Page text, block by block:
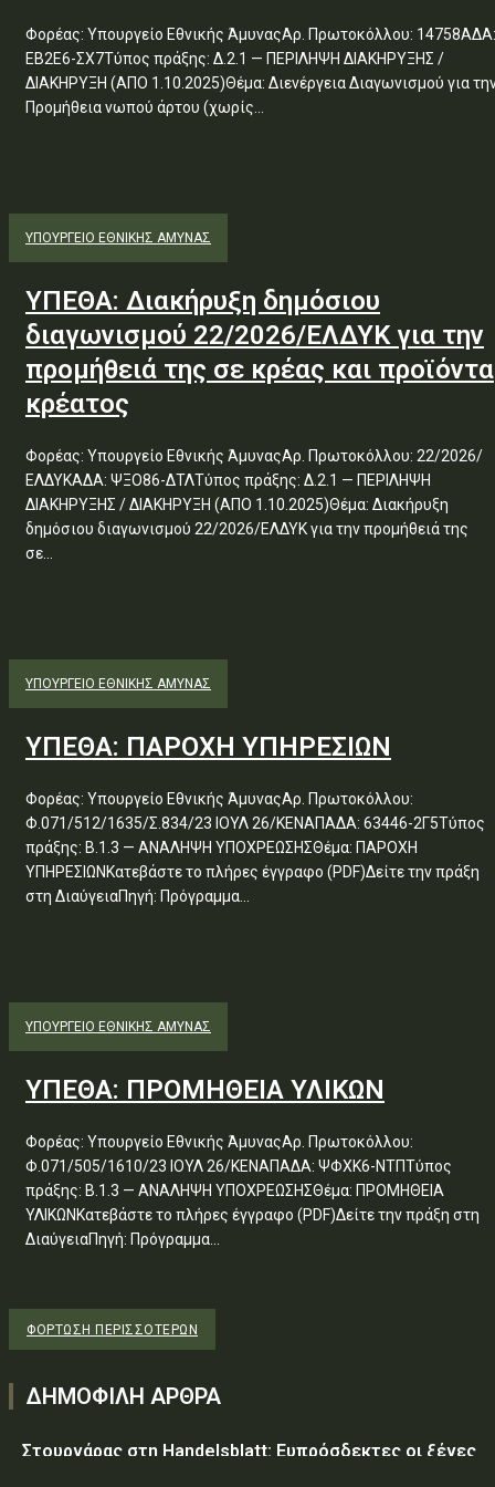
Φορέας: Υπουργείο Εθνικής ΆμυναςΑρ. Πρωτοκόλλου: 14758ΑΔΑ:
ΕΒ2Ε6-ΣΧ7Τύπος πράξης: Δ.2.1 — ΠΕΡΙΛΗΨΗ ΔΙΑΚΗΡΥΞΗΣ /
ΔΙΑΚΗΡΥΞΗ (ΑΠΟ 1.10.2025)Θέμα: Διενέργεια Διαγωνισμού για την
Προμήθεια νωπού άρτου (χωρίς...
ΥΠΟΥΡΓΕΊΟ ΕΘΝΙΚΉΣ ΆΜΥΝΑΣ
ΥΠΕΘΑ: Διακήρυξη δημόσιου
διαγωνισμού 22/2026/ΕΛΔΥΚ για την
προμήθειά της σε κρέας και προϊόντα
κρέατος
Φορέας: Υπουργείο Εθνικής ΆμυναςΑρ. Πρωτοκόλλου: 22/2026/
ΕΛΔΥΚΑΔΑ: ΨΞΟ86-ΔΤΛΤύπος πράξης: Δ.2.1 — ΠΕΡΙΛΗΨΗ
ΔΙΑΚΗΡΥΞΗΣ / ΔΙΑΚΗΡΥΞΗ (ΑΠΟ 1.10.2025)Θέμα: Διακήρυξη
δημόσιου διαγωνισμού 22/2026/ΕΛΔΥΚ για την προμήθειά της
σε...
ΥΠΟΥΡΓΕΊΟ ΕΘΝΙΚΉΣ ΆΜΥΝΑΣ
ΥΠΕΘΑ: ΠΑΡΟΧΗ ΥΠΗΡΕΣΙΩΝ
Φορέας: Υπουργείο Εθνικής ΆμυναςΑρ. Πρωτοκόλλου:
Φ.071/512/1635/Σ.834/23 ΙΟΥΛ 26/ΚΕΝΑΠΑΔΑ: 63446-2Γ5Τύπος
πράξης: Β.1.3 — ΑΝΑΛΗΨΗ ΥΠΟΧΡΕΩΣΗΣΘέμα: ΠΑΡΟΧΗ
ΥΠΗΡΕΣΙΩΝΚατεβάστε το πλήρες έγγραφο (PDF)Δείτε την πράξη
στη ΔιαύγειαΠηγή: Πρόγραμμα...
ΥΠΟΥΡΓΕΊΟ ΕΘΝΙΚΉΣ ΆΜΥΝΑΣ
ΥΠΕΘΑ: ΠΡΟΜΗΘΕΙΑ ΥΛΙΚΩΝ
Φορέας: Υπουργείο Εθνικής ΆμυναςΑρ. Πρωτοκόλλου:
Φ.071/505/1610/23 ΙΟΥΛ 26/ΚΕΝΑΠΑΔΑ: ΨΦΧΚ6-ΝΤΠΤύπος
πράξης: Β.1.3 — ΑΝΑΛΗΨΗ ΥΠΟΧΡΕΩΣΗΣΘέμα: ΠΡΟΜΗΘΕΙΑ
ΥΛΙΚΩΝΚατεβάστε το πλήρες έγγραφο (PDF)Δείτε την πράξη στη
ΔιαύγειαΠηγή: Πρόγραμμα...
ΦΌΡΤΩΣΗ ΠΕΡΙΣΣΟΤΈΡΩΝ
ΔΗΜΟΦΙΛΗ ΑΡΘΡΑ
Στουρνάρας στη Handelsblatt: Ευπρόσδεκτες οι ξένες